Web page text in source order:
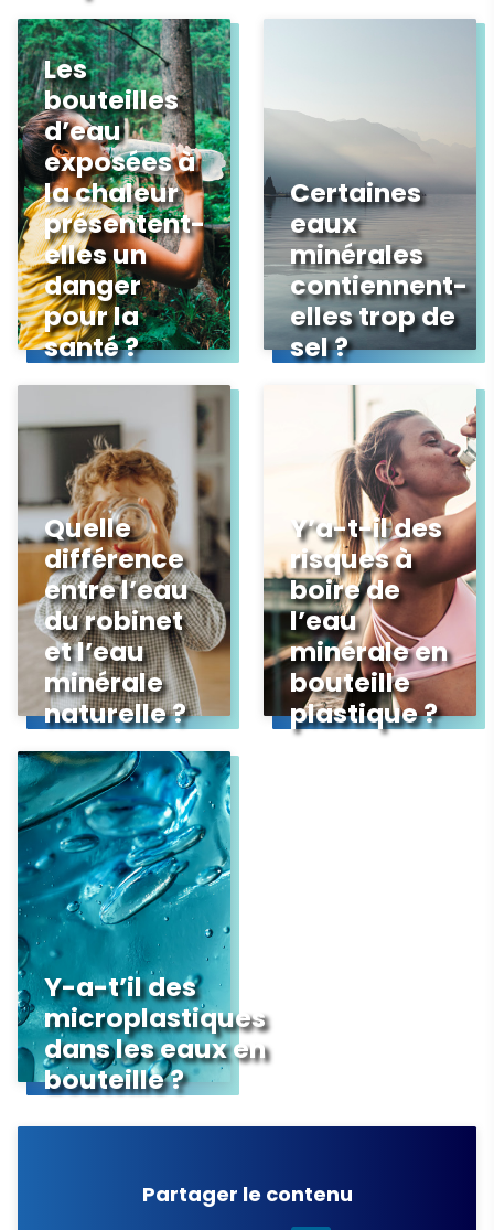
Les
bouteilles
d’eau
exposées à
la chaleur
présentent-
elles un
danger
pour la
santé ?
Certaines
eaux
minérales
contiennent-
elles trop de
sel ?
Quelle
différence
entre l’eau
du robinet
et l’eau
minérale
naturelle ?
Y’a-t-il des
risques à
boire de
l’eau
minérale en
bouteille
plastique ?
Y-a-t’il des
microplastiques
dans les eaux en
bouteille ?
Partager le contenu